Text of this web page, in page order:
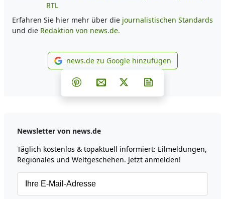
RTL
Erfahren Sie hier mehr über die journalistischen Standards
und die Redaktion von news.de.
news.de zu Google
news.de zu Google hinzufügen
Teilen auf Facebook
Teilen auf Whatsapp
Teilen auf Telegram
Teilen auf Pinterest
Per E-Mail teilen
Post auf X
Newsletter von news.de
Täglich kostenlos & topaktuell informiert: Eilmeldungen,
Regionales und Weltgeschehen. Jetzt anmelden!